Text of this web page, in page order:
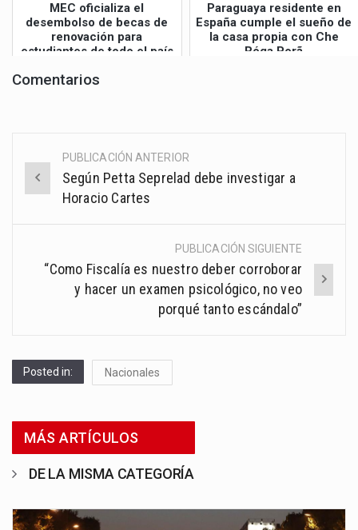
MEC oficializa el
desembolso de becas de
renovación para
estudiantes de todo el país
Paraguaya residente en
España cumple el sueño de
la casa propia con Che
Róga Porã
Comentarios
Post
navigation
PUBLICACIÓN ANTERIOR
Según Petta Seprelad debe investigar a
Horacio Cartes
PUBLICACIÓN SIGUIENTE
“Como Fiscalía es nuestro deber corroborar
y hacer un examen psicológico, no veo
porqué tanto escándalo”
Posted in: Nacionales
MÁS ARTÍCULOS
DE LA MISMA CATEGORÍA